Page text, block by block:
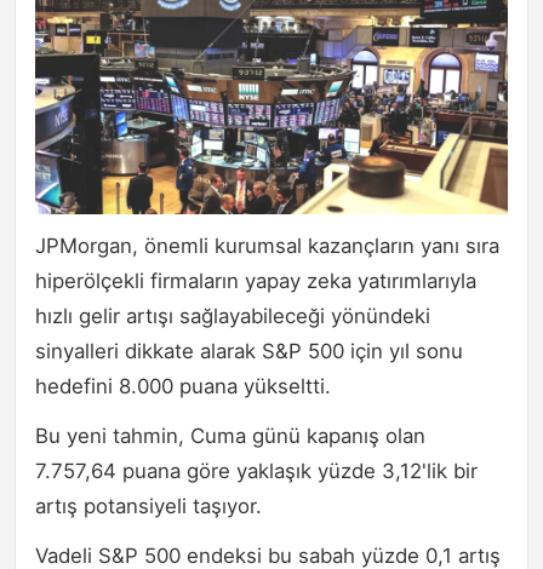
JPMorgan, önemli kurumsal kazançların yanı sıra
hiperölçekli firmaların yapay zeka yatırımlarıyla
hızlı gelir artışı sağlayabileceği yönündeki
sinyalleri dikkate alarak S&P 500 için yıl sonu
hedefini 8.000 puana yükseltti.
Bu yeni tahmin, Cuma günü kapanış olan
7.757,64 puana göre yaklaşık yüzde 3,12'lik bir
artış potansiyeli taşıyor.
Vadeli S&P 500 endeksi bu sabah yüzde 0,1 artış